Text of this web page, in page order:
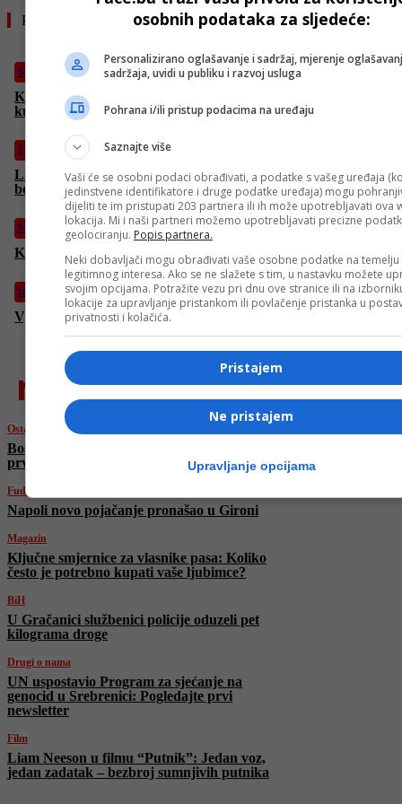
Pročitajte još
Magazin
Ključne smjernice za vlasnike pasa: Koliko često je potrebno
kupati vaše ljubimce?
Film
Liam Neeson u filmu “Putnik”: Jedan voz, jedan zadatak –
bezbroj sumnjivih putnika
Magazin
Kore od banana: Jesu li stvarno dobre za vrt i biljke?
Izdvojeno
Vježbanje u kućnim uslovima: Kako izgraditi tijelo bez teretane
najnovije
Ostali sportovi
Bosna i Hercegovina u polufinalu Evropskog
prvenstva u sjedećoj odbojci!
Fudbal
Napoli novo pojačanje pronašao u Gironi
Magazin
Ključne smjernice za vlasnike pasa: Koliko
često je potrebno kupati vaše ljubimce?
BiH
U Gračanici službenici policije oduzeli pet
kilograma droge
Drugi o nama
UN uspostavio Program za sjećanje na
genocid u Srebrenici: Pogledajte prvi
newsletter
Film
Liam Neeson u filmu “Putnik”: Jedan voz,
jedan zadatak – bezbroj sumnjivih putnika
osobnih podataka za sljedeće:
Personalizirano oglašavanje i sadržaj, mjerenje
sadržaja, uvidi u publiku i razvoj usluga
Pohrana i/ili pristup podacima na uređaju
Saznajte više
Vaši će se osobni podaci obrađivati, a podatke s vašeg uređaja
jedinstvene identifikatore i druge podatke uređaja) mogu
dijeliti te im pristupati 203 partnera ili ih može upotrebljavati ova
lokacija. Mi i naši partneri možemo upotrebljavati precizne
geolociranju. Popis partnera.
Neki dobavljači mogu obrađivati vaše osobne podatke na temelju
legitimnog interesa. Ako se ne slažete s tim, u nastavku možete
svojim opcijama. Potražite vezu pri dnu ove stranice ili na
lokacije za upravljanje pristankom ili povlačenje pristanka u
privatnosti i kolačića.
Pristajem
Ne pristajem
Upravljanje opcijama